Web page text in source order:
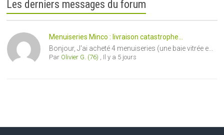
Les derniers messages du forum
Menuiseries Minco : livraison catastrophe...
Bonjour, J'ai acheté 4 menuiseries (une baie vitrée e...
Par Olivier G. (76) , Il y a 5 jours